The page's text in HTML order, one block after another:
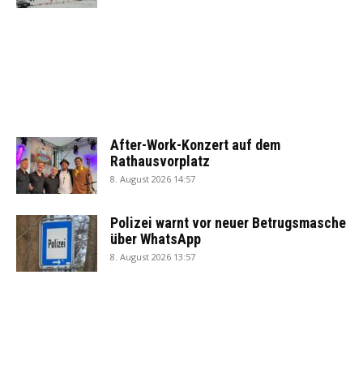
After-Work-Konzert auf dem
Rathausvorplatz
8. August 2026 14:57
Polizei warnt vor neuer Betrugsmasche
über WhatsApp
8. August 2026 13:57